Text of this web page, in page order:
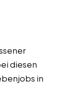
diesen
in